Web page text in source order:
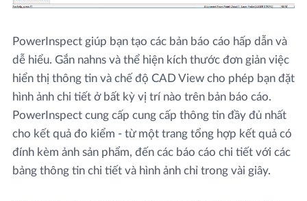
PowerInspect giúp bạn tạo các bản báo cáo hấp dẫn và
dễ hiểu. Gắn nahns và thể hiện kích thước đơn giản việc
hiển thị thông tin và chế độ CAD View cho phép bạn đặt
hình ảnh chi tiết ở bất kỳ vị trí nào trên bản báo cáo.
PowerInspect cung cấp cung cấp thông tin đầy đủ nhất
cho kết quả đo kiểm - từ một trang tổng hợp kết quả có
đính kèm ảnh sản phẩm, đến các báo cáo chi tiết với các
bảng thông tin chi tiết và hình ảnh chỉ trong vài giây.